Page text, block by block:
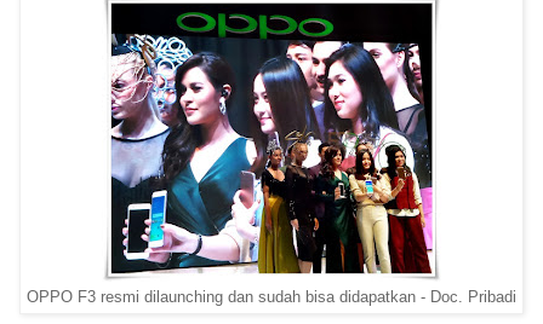
OPPO F3 resmi dilaunching dan sudah bisa didapatkan - Doc. Pribadi